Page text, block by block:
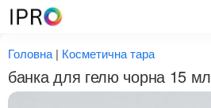
Перейти
до
Головна | Косметична тара
банка для гелю чорна 15 мл